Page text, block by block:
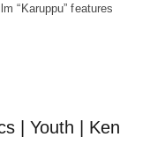
“Karuppu” features
| Youth | Ken